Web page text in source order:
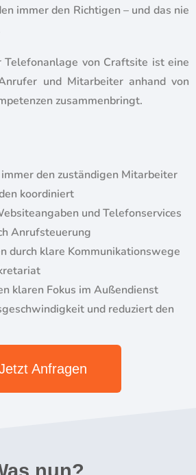
immer den Richtigen – und das nie
von Craftsite ist eine
und Mitarbeiter anhand von
zusammenbringt.
den zuständigen Mitarbeiter
koordiniert
und Telefonservices
Anrufsteuerung
durch klare Kommunikationswege
klaren Fokus im Außendienst
und reduziert den
Anfragen